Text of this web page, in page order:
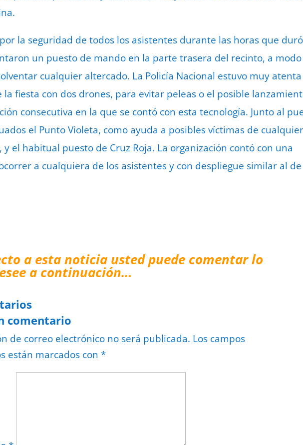
la seguridad de todos los asistentes durante las horas que
un puesto de mando en la parte trasera del recinto, a
cualquier altercado. La Policía Nacional estuvo muy atenta
fiesta con dos drones, para evitar peleas o el posible
consecutiva en la que se contó con esta tecnología. Junto al
el Punto Violeta, como ayuda a posibles víctimas de cualquier
el habitual puesto de Cruz Roja. La organización contó con una
a cualquiera de los asistentes y con despliegue similar al de
a esta noticia usted puede comentar lo
a continuación…
comentario
de correo electrónico no será publicada. Los campos
están marcados con *